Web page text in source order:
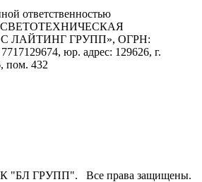
ответственностью
ЛАЙТИНГ ГРУПП», ОГРН:
юр. адрес: 129626, г.
пом. 432
"БЛ ГРУПП". Все права защищены.